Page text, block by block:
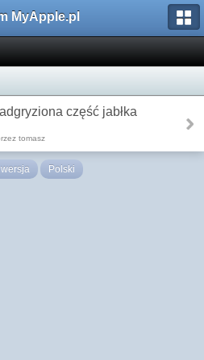
MyApple.pl
część jabłka
tomasz
wersja Polski